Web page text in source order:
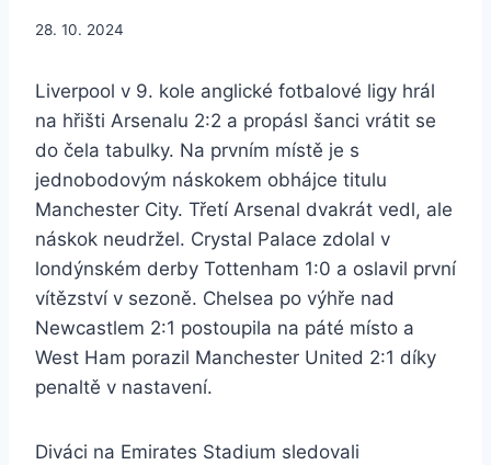
28. 10. 2024
Liverpool v 9. kole anglické fotbalové ligy hrál
na hřišti Arsenalu 2:2 a propásl šanci vrátit se
do čela tabulky. Na prvním místě je s
jednobodovým náskokem obhájce titulu
Manchester City. Třetí Arsenal dvakrát vedl, ale
náskok neudržel. Crystal Palace zdolal v
londýnském derby Tottenham 1:0 a oslavil první
vítězství v sezoně. Chelsea po výhře nad
Newcastlem 2:1 postoupila na páté místo a
West Ham porazil Manchester United 2:1 díky
penaltě v nastavení.
Diváci na Emirates Stadium sledovali